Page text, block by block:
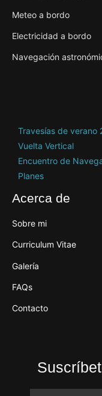
Meteo a bordo
Electricidad a bordo
Navegación
Travesías de verano
Vuelta Vertical
Encuentro de
Planes
Acerca de
Sobre mi
Curriculum Vitae
Galería
FAQs
Contacto